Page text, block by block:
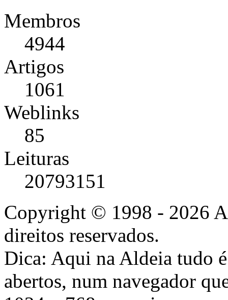
Membros
4944
Artigos
1061
Weblinks
85
Leituras
20793151
Copyright © 1998 - 2026
direitos reservados.
Dica: Aqui na Aldeia tudo
abertos, num navegador